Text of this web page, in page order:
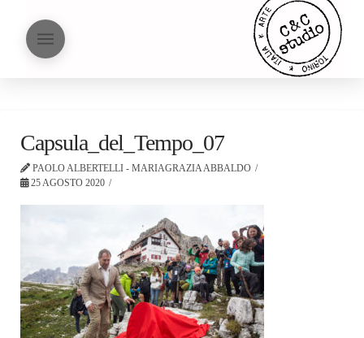
Capsula_del_Tempo_07
PAOLO ALBERTELLI - MARIAGRAZIA ABBALDO
25 AGOSTO 2020